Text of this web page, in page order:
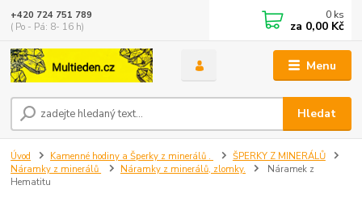
Menu
Hledat
+420 724 751 789
( Po - Pá: 8- 16 h)
0 ks
za 0,00 Kč
Úvod Kamenné hodiny a Šperky z minerálů .
ŠPERKY Z MINERÁLŮ
Náramky z minerálů
Náramky z minerálů, zlomky.
Náramek z
Hematitu